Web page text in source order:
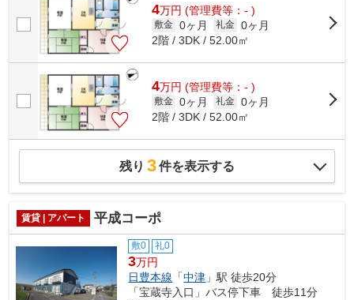
4万円 (管理費等：- )
敷金 0ヶ月 礼金 0ヶ月
2階 / 3DK / 52.00㎡
4万円 (管理費等：- )
敷金 0ヶ月 礼金 0ヶ月
2階 / 3DK / 52.00㎡
残り 3件を表示する
賃貸 | アパート 平成コーポ
敷0 礼0
3万円
日豊本線 「中津 」駅 徒歩20分
「宝蔵寺入口」バス停下車 徒歩11分